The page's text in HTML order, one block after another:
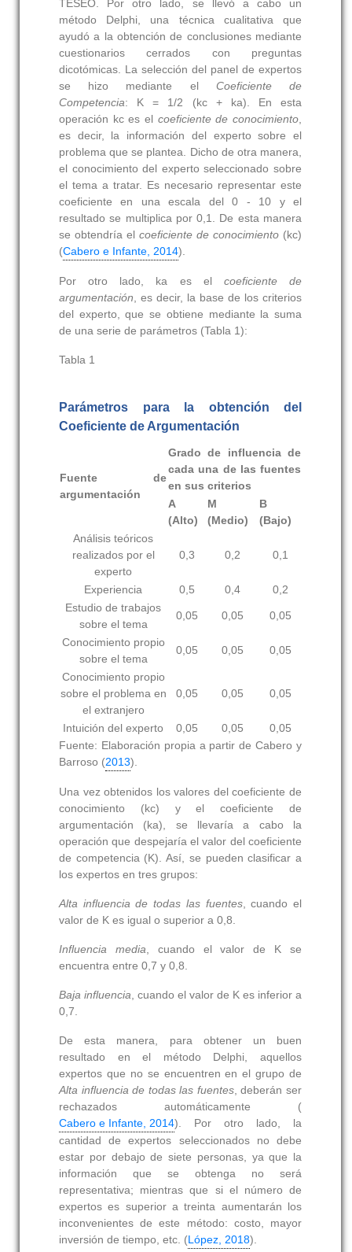
TESEO. Por otro lado, se llevó a cabo un
método Delphi, una técnica cualitativa que
ayudó a la obtención de conclusiones mediante
cuestionarios cerrados con preguntas
dicotómicas. La selección del panel de expertos
se hizo mediante el Coeficiente de
Competencia: K = 1/2 (kc + ka). En esta
operación kces el coeficiente de conocimiento
es decir, la información del experto sobre el
problema que se plantea. Dicho de otra manera,
el conocimiento del experto seleccionado sobre
el tema a tratar. Es necesario representar este
coeficiente en una escala del 0 - 10 y el
resultado se multiplica por 0,1. De esta manera
se obtendría elcoeficiente de conocimiento (kc)
(Cabero e Infante, 2014).
Por otro lado, ka es el coeficiente de
argumentación , es decir, la base de los criterios
del experto, que se obtiene mediante la suma
de una serie de parámetros (Tabla 1):
Tabla 1
Parámetros para la obtención del
Coeficiente de Argumentación
Fuente de
argumentación
Grado de influencia de
cada una de las fuentes
en sus criterios
A
(Alto)
M
(Medio)
B
(Bajo)
Análisis teóricos
realizados por el
experto
0,3 0,2 0,1
Experiencia 0,5 0,4
0,2
Estudio de trabajos
sobre el tema
0,05 0,05 0,05
Conocimiento propio
sobre el tema
0,05 0,05 0,05
Conocimiento propio
sobre el problema en
el extranjero
0,05 0,05 0,05
Intuición del experto 0,05 0,05
0,05
Fuente: Elaboración propia a partir de Cabero y
Barroso (2013).
Una vez obtenidos los valores del coeficiente de
conocimiento (kc) y el coeficiente de
argumentación (ka),
se llevaría a cabo la
operación que despejaría el valor del coeficiente
de competencia (K).
Así, se pueden clasificar a
los expertos en tres grupos:
Alta influencia de todas las fuentes, cuando el
valor de K es igual o superior a 0,8.
Influencia media , cuando el valor de K se
encuentra entre 0,7 y 0,8.
Baja influencia , cuando el valor de K es inferior a
0,7.
De esta manera, para obtener un buen
resultado en el método Delphi, aquellos
expertos que no se encuentren en el grupo de
Alta influencia de todas las fuentes, deberán ser
rechazados automáticamente (
Cabero e Infante, 2014). Por otro lado, la
cantidad de expertos seleccionados no debe
estar por debajo de siete personas, ya que la
información que se obtenga no será
representativa; mientras que si el número de
expertos es superior a treinta aumentarán los
inconvenientes de este método: costo, mayor
inversión de tiempo, etc. (López, 2018).